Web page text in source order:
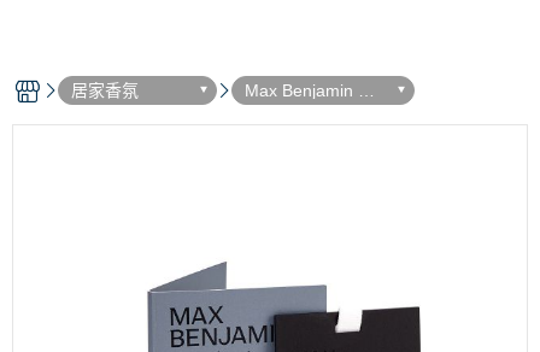
居家香氛
Max Benjamin 麥
克斯.傑明居家香氛
卡